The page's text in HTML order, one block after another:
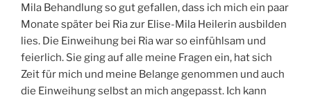
Mila Behandlung so gut gefallen, dass ich mich ein paar
Monate später bei Ria zur Elise-Mila Heilerin ausbilden
lies. Die Einweihung bei Ria war so einfühlsam und
feierlich. Sie ging auf alle meine Fragen ein, hat sich
Zeit für mich und meine Belange genommen und auch
die Einweihung selbst an mich angepasst. Ich kann